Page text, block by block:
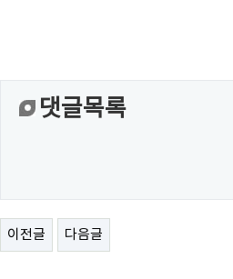
댓글목록
이전글 다음글